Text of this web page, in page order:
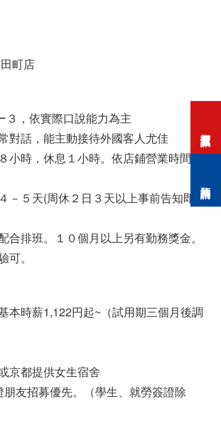
町店
３，依實際口說能力為主
對話，能主動接待外國客人尤佳
小時，休息１小時。依店鋪營業時間
－５天(周休２日３天以上事前告知即
合排班。１０個月以上另有勤務獎金。
。
本時薪1,122円起~（試用期三個月後調
京都提供女生宿舍
友招募優先。（學生、就勞簽證除